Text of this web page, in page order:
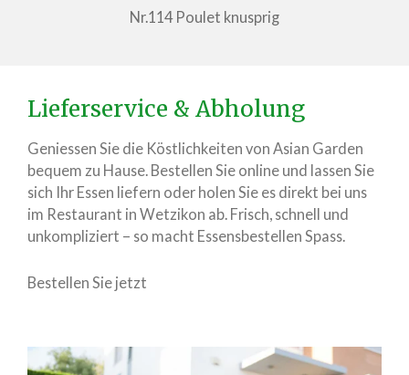
Nr.114 Poulet knusprig
Lieferservice & Abholung
Geniessen Sie die Köstlichkeiten von Asian Garden
bequem zu Hause. Bestellen Sie online und lassen Sie
sich Ihr Essen liefern oder holen Sie es direkt bei uns
im Restaurant in Wetzikon ab. Frisch, schnell und
unkompliziert – so macht Essensbestellen Spass.
Bestellen Sie jetzt